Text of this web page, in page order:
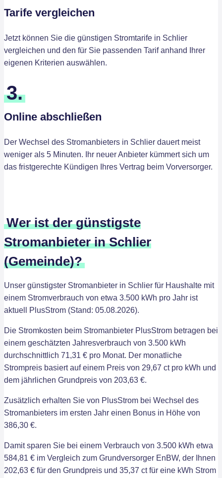
Tarife vergleichen
Jetzt können Sie die günstigen Stromtarife in Schlier
vergleichen und den für Sie passenden Tarif anhand Ihrer
eigenen Kriterien auswählen.
3.
Online abschließen
Der Wechsel des Stromanbieters in Schlier dauert meist
weniger als 5 Minuten. Ihr neuer Anbieter kümmert sich um
das fristgerechte Kündigen Ihres Vertrag beim Vorversorger.
Wer ist der günstigste
Stromanbieter in Schlier
(Gemeinde)?
Unser günstigster Stromanbieter in Schlier für Haushalte mit
einem Stromverbrauch von etwa 3.500 kWh pro Jahr ist
aktuell PlusStrom (Stand: 05.08.2026).
Die Stromkosten beim Stromanbieter PlusStrom betragen bei
einem geschätzten Jahresverbrauch von 3.500 kWh
durchschnittlich 71,31 € pro Monat. Der monatliche
Strompreis basiert auf einem Preis von 29,67 ct pro kWh und
dem jährlichen Grundpreis von 203,63 €.
Zusätzlich erhalten Sie von PlusStrom bei Wechsel des
Stromanbieters im ersten Jahr einen Bonus in Höhe von
386,30 €.
Damit sparen Sie bei einem Verbrauch von 3.500 kWh etwa
584,81 € im Vergleich zum Grundversorger EnBW, der Ihnen
202,63 € für den Grundpreis und 35,37 ct für eine kWh Strom